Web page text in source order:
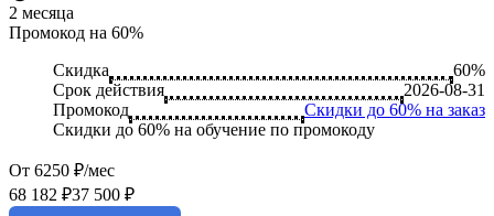
2 месяца
Промокод на 60%
Скидка
60%
Срок действия
2026-08-31
Промокод
Скидки до 60% на заказ
Скидки до 60% на обучение по промокоду
От 6250 ₽/мес
68 182 ₽37 500 ₽